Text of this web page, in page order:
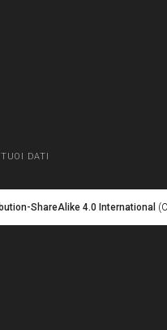
DATI
ShareAlike 4.0 International